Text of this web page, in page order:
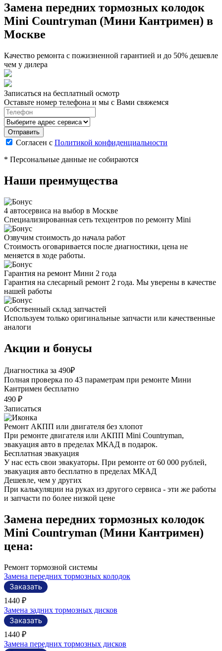
Замена передних тормозных колодок
Mini Countryman (Мини Кантримен) в
Москве
Качество ремонта с пожизненной гарантией и до 50% дешевле
чем у дилера
Записаться на бесплатный осмотр
Оставьте номер телефона и мы с Вами свяжемся
Согласен с Политикой конфиденциальности
* Персональные данные не собираются
Наши преимущества
4 автосервиса на выбор в Москве
Специализированная сеть техцентров по ремонту Mini
Озвучим стоимость до начала работ
Стоимость оговаривается после диагностики, цена не
меняется в ходе работы.
Гарантия на ремонт Мини 2 года
Гарантия на слесарный ремонт 2 года. Мы уверены в качестве
нашей работы
Собственный склад запчастей
Используем только оригинальные запчасти или качественные
аналоги
Акции и бонусы
Диагностика за 490₽
Полная проверка по 43 параметрам при ремонте Мини
Кантримен бесплатно
490 ₽
Записаться
Ремонт АКПП или двигателя без хлопот
При ремонте двигателя или АКПП Mini Countryman,
эвакуация авто в пределах МКАД в подарок.
Бесплатная эвакуация
У нас есть свои эвакуаторы. При ремонте от 60 000 рублей,
эвакуация авто бесплатно в пределах МКАД
Дешевле, чем у других
При калькуляции на руках из другого сервиса - эти же работы
и запчасти по более низкой цене
Замена передних тормозных колодок
Mini Countryman (Мини Кантримен)
цена:
Ремонт тормозной системы
Замена передних тормозных колодок
1440 ₽
Замена задних тормозных дисков
1440 ₽
Замена передних тормозных дисков